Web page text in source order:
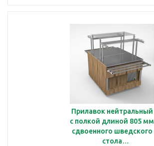
Прилавок нейтральный
с полкой длиной 805 мм
сдвоенного шведского
стола